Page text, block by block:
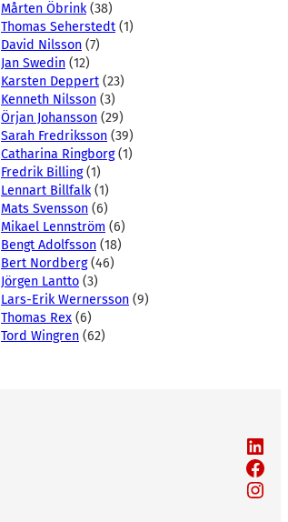
Mårten Öbrink(38)
Thomas Seherstedt (1)
David Nilsson (7)
Jan Swedin (12)
Karsten Deppert (23)
Kenneth Nilsson (3)
Örjan Johansson (29)
Sarah Fredriksson (39)
Catharina Ringborg(1)
Fredrik Billing(1)
Lennart Billfalk(1)
Mats Svensson (6)
Mikael Lennström (6)
Bengt Adolfsson (18)
Bert Nordberg(46)
Jörgen Lantto (3)
Lars-Erik Wernersson (9)
Thomas Rex (6)
Tord Wingren (62)
LinkedIn
Facebook
Instagram